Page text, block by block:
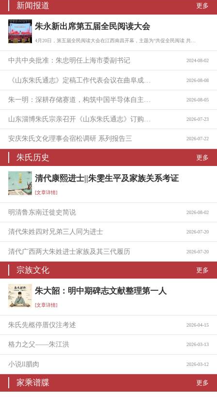
新闻报道 更多
朱永新出席第五届全民阅读大会
中共中央批准：朱忠明任上海市委副书记 2024-08-02
2026-08-08
2026-08-05
2026-07-23
安庆朱氏文化理事会宿松调研 系列报告三 2026-07-22
朱氏历史 更多
清代康熙进士||朱雯生平及家族关系考证
[文章详情]
明清鲁东南迁徙史简说 2026-08-02
清代朱姓四对兄弟三人同为进士 2026-07-20
清代广西两大朱姓进士家族及其三代履历 2026-07-20
宗族文化 更多
朱大韶：明中期碑志文献整理第一人
[文章详情]
朱氏先柩停厝仪注考述 2026-04-15
格力之父——朱江洪 2026-03-13
小说ll腊肉 2026-03-12
家乘谱牒 更多